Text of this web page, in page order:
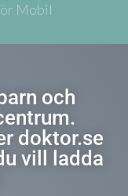
Mobil
och
doktor.se
vill ladda